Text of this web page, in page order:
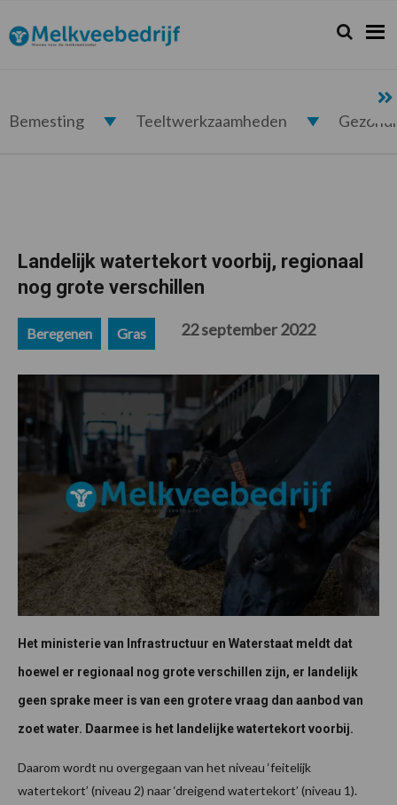
de
hoofdnavigatie
de
hoofd
de
eerste
de
voettekst
Melkveebedrijf.nl Zoeken...
Zoek
Bemesting Teeltwerkzaamheden
Landelijk watertekort voorbij, regionaal
nog grote verschillen
Beregenen Gras 22 september 2022
Het ministerie van Infrastructuur en Waterstaat meldt dat
hoewel er regionaal nog grote verschillen zijn, er landelijk
geen sprake meer is van een grotere vraag dan aanbod van
zoet water. Daarmee is het landelijke watertekort voorbij.
Daarom wordt nu overgegaan van het niveau ‘feitelijk
watertekort’ (niveau 2) naar ‘dreigend watertekort’ (niveau 1).